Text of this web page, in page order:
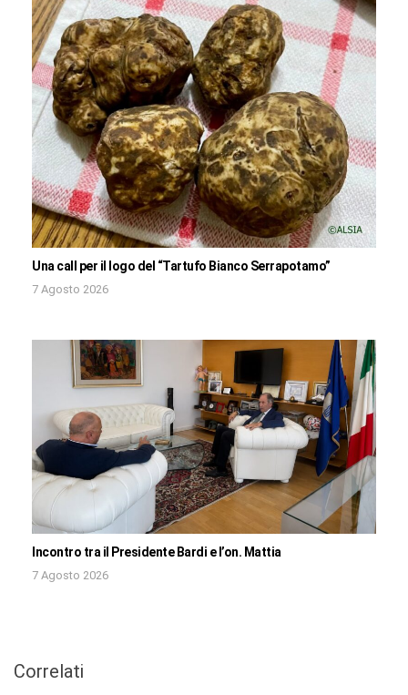
Una call per il logo del “Tartufo Bianco Serrapotamo”
7 Agosto 2026
Incontro tra il Presidente Bardi e l’on. Mattia
7 Agosto 2026
Correlati